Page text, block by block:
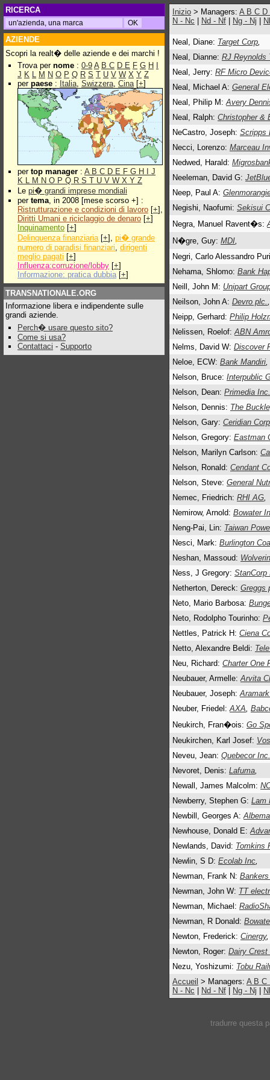
RICERCA
AZIENDE
Scopri la realt� delle aziende e dei marchi !
Trova per nome : 0-9 A B C D E F G H
J K L M N O P Q R S T U V W X Y Z
per paese : Italia, Swizzera, Cina[+]
per top manager : A B C D E F G H
J
K L M N O P Q R S T U V W X Y Z
Le pi� grandi imprese mondiali
per tema, in 2008 [mese scorso +] :
Ristrutturazione e condizioni di lavoro [+],
Diritti Umani e riciclaggio de denaro [+]
Inquinamento [+]
Delinquenza finanziaria[+], pi� grande
numero di paradisi finanziari, dirigenti
meglio pagati [+]
Influenza:corruzione/lobby [+]
Informazione: pratica dubbia [+]
TRANSNATIONALE.ORG
Informazione libera e indipendente sulle
grandi aziende.
Perch� usare questo sito?
Come si usa?
Contattaci - Supporto
Inizio > Managers: A B C D
N - Nc
Nd - Nf Ng - Nj
Neal, Diane: Target Corp,
Neal, Dianne: RJ Reynolds
Neal, Jerry: RF Micro
Neal, Michael A: General
Neal, Philip M:Avery
Neal, Ralph: Christopher &
NeCastro, Joseph: Scripps
Necci, Lorenzo: Marceau
Nedwed, Harald:
Neeleman, David G:
Neep, Paul A:
Negishi, Naofumi: Sekisui
Negra, Manuel Ravent�s:
N�gre, Guy: MDI,
Negri, Carlo Alessandro
Nehama, Shlomo: Bank
Neill, John M: Unipart
Neilson, John A: Devro plc.,
Neipp, Gerhard: Philip
Nelissen, Roelof:ABN
Nelms, David W: Discover
Neloe, ECW: Bank Mandiri,
Nelson, Bruce: Interpublic
Nelson, Dean: Primedia Inc.
Nelson, Dennis: The
Nelson, Gary: Ceridian
Nelson, Gregory: Eastman
Nelson, Marilyn Carlson:
Nelson, Ronald: Cendant
Nelson, Steve: General
Nemec, Friedrich: RHI AG,
Nemirow, Arnold: Bowater
Neng-Pai, Lin: Taiwan
Nesci, Mark: Burlington
Neshan, Massoud:
Ness, J Gregory: StanCorp
Netherton, Dereck: Greggs
Neto, Mario Barbosa:
Neto, Rodolpho Tourinho:
Nettles, Patrick H: Ciena
Netto, Alexandre Beldi:
Neu, Richard: Charter One
Neubauer, Armelle:Arvita
Neubauer, Joseph:
Neuber, Friedel:AXA,
Neukirch, Fran�ois: Go
Neukirchen, Karl Josef:
Neveu, Jean: Quebecor Inc.
Nevoret, Denis: Lafuma,
Newall, James Malcolm:
Newberry, Stephen G: Lam
Newbill, Georges A:
Newhouse, Donald E:
Newlands, David: Tomkins
Newlin, S D: Ecolab Inc,
Newman, Frank N:
Newman, John W: TT
Newman, Michael:
Newman, R Donald:
Newton, Frederick: Cinergy,
Newton, Roger: Dairy Crest
Nezu, Yoshizumi: Tobu
Accueil > Managers: A B C
N - Nc
Nd - Nf Ng - Nj
tradurre questa